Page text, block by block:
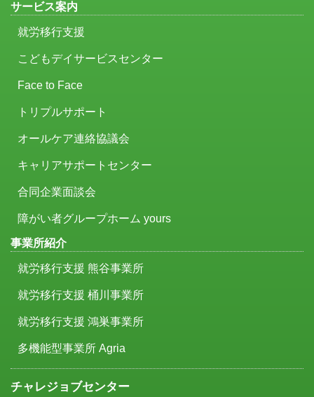
サービス案内
就労移行支援
こどもデイサービスセンター
Face to Face
トリプルサポート
オールケア連絡協議会
キャリアサポートセンター
合同企業面談会
障がい者グループホーム yours
事業所紹介
就労移行支援 熊谷事業所
就労移行支援 桶川事業所
就労移行支援 鴻巣事業所
多機能型事業所 Agria
チャレジョブセンター